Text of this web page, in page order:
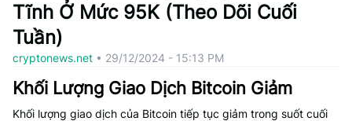
Tĩnh Ở Mức 95K (Theo Dõi Cuối
Tuần)
cryptonews.net • 29/12/2024 - 15:13 PM
Khối Lượng Giao Dịch Bitcoin Giảm
Khối lượng giao dịch của Bitcoin tiếp tục giảm trong suốt cuối